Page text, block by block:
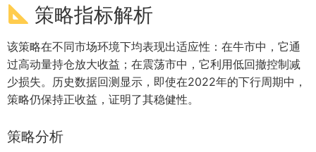
策略指标解析
该策略在不同市场环境下均表现出适应性：在牛市中，它通
过高动量持仓放大收益；在震荡市中，它利用低回撤控制减
少损失。历史数据回测显示，即使在2022年的下行周期中，
策略仍保持正收益，证明了其稳健性。
策略分析